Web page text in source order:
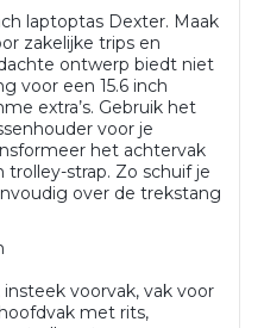
laptoptas Dexter. Maak
zakelijke trips en
ontwerp biedt niet
voor een 15.6 inch
extra’s. Gebruik het
voor je
het achtervak
strap. Zo schuif je
over de trekstang
voorvak, vak voor
met rits,